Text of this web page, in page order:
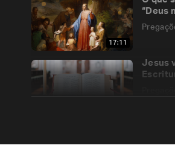
17:11
“Deus
Jesus